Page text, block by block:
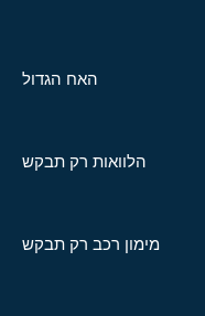
האח הגדול
הלוואות רק תבקש
מימון רכב רק תבקש